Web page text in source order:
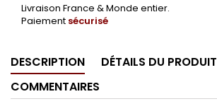
Livraison France & Monde entier.
Paiement sécurisé
DESCRIPTION
DÉTAILS DU PRODUIT
COMMENTAIRES